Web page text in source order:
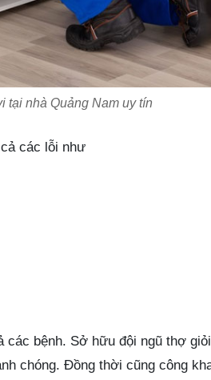
tại nhà Quảng Nam uy tín
các lỗi như
các bệnh. Sở hữu đội ngũ thợ
chóng. Đồng thời cũng công